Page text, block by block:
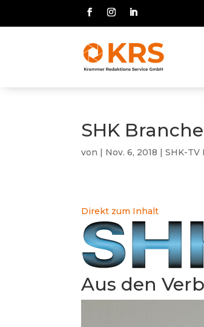
SHK
von | Nov. 6, 2018 |SHK-
Direkt zum Inhalt
Aus den